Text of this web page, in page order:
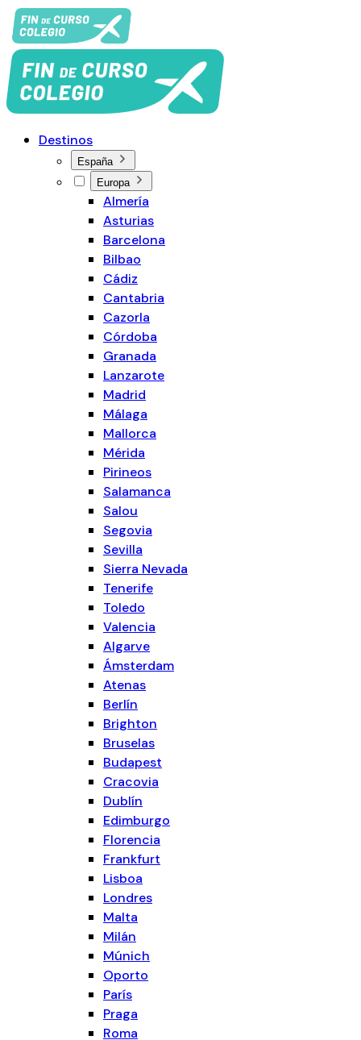
Destinos
España
Europa
Almería
Asturias
Barcelona
Bilbao
Cádiz
Cantabria
Cazorla
Córdoba
Granada
Lanzarote
Madrid
Málaga
Mallorca
Mérida
Pirineos
Salamanca
Salou
Segovia
Sevilla
Sierra Nevada
Tenerife
Toledo
Valencia
Algarve
Ámsterdam
Atenas
Berlín
Brighton
Bruselas
Budapest
Cracovia
Dublín
Edimburgo
Florencia
Frankfurt
Lisboa
Londres
Malta
Milán
Múnich
Oporto
París
Praga
Roma